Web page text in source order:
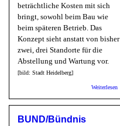
beträchtliche Kosten mit sich
bringt, sowohl beim Bau wie
beim späteren Betrieb. Das
Konzept sieht anstatt von bisher
zwei, drei Standorte für die
Abstellung und Wartung vor.
[bild: Stadt Heidelberg]
Weiterlesen
BUND/Bündnis